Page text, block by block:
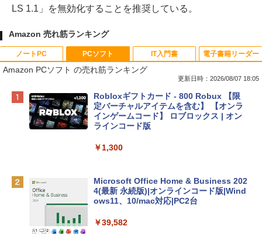
LS 1.1」を無効化することを推奨している。
Amazon 売れ筋ランキング
ノートPC
Apple 2026 MacBook Neo A18 Proチッ
プ搭載13インチノートブック：AIとAppl
e Intelligence、Liquid Retinaディスプ
レイ、8GBメモリ、512GB SSD、1080p
ィゴ + 3年延長 AppleCare+ for 13インチ
￥162,598
ンケース Dell NEC Lavie ASUS HP dyna
PCソフト
Amazon PCソフト の売れ筋ランキング
更新日時：2026/08/07 18:05
Robloxギフトカード - 800 Robux 【限
定バーチャルアイテムを含む】 【オンラ
インゲームコード】 ロブロックス | オン
ラインコード版
￥1,300
Microsoft Office Home & Business 202
4(最新 永続版)|オンラインコード版|Wind
ows11、10/mac対応|PC2台
￥39,582
IT入門書 電子書籍リーダー